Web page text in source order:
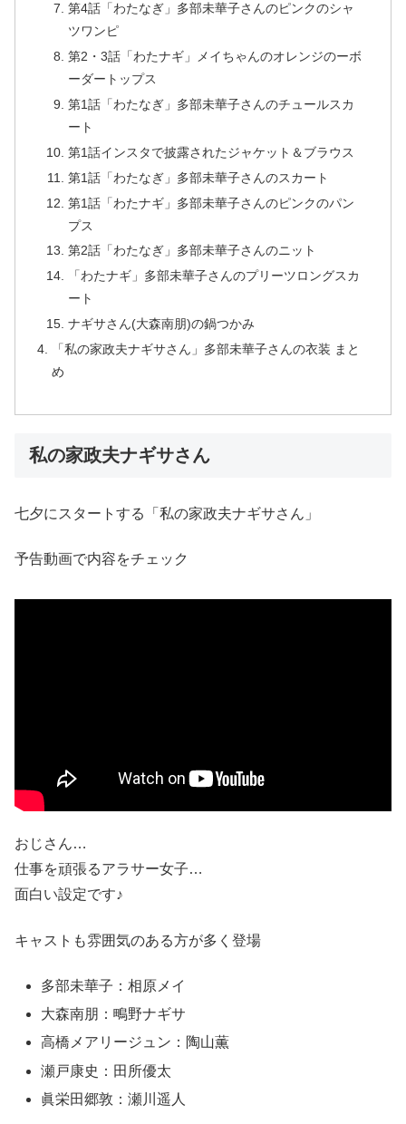
第4話「わたなぎ」多部未華子さんのピンクのシャ
ツワンピ
第2・3話「わたナギ」メイちゃんのオレンジのーボ
ーダートップス
第1話「わたなぎ」多部未華子さんのチュールスカ
ート
第1話インスタで披露されたジャケット＆ブラウス
第1話「わたなぎ」多部未華子さんのスカート
第1話「わたナギ」多部未華子さんのピンクのパン
プス
第2話「わたなぎ」多部未華子さんのニット
「わたナギ」多部未華子さんのプリーツロングスカ
ート
ナギサさん(大森南朋)の鍋つかみ
「私の家政夫ナギサさん」多部未華子さんの衣装 まと
め
私の家政夫ナギサさん
七夕にスタートする「私の家政夫ナギサさん」
予告動画で内容をチェック
おじさん…
仕事を頑張るアラサー女子…
面白い設定です♪
キャストも雰囲気のある方が多く登場
多部未華子：相原メイ
大森南朋：鴫野ナギサ
高橋メアリージュン：陶山薫
瀬戸康史：田所優太
眞栄田郷敦：瀬川遥人